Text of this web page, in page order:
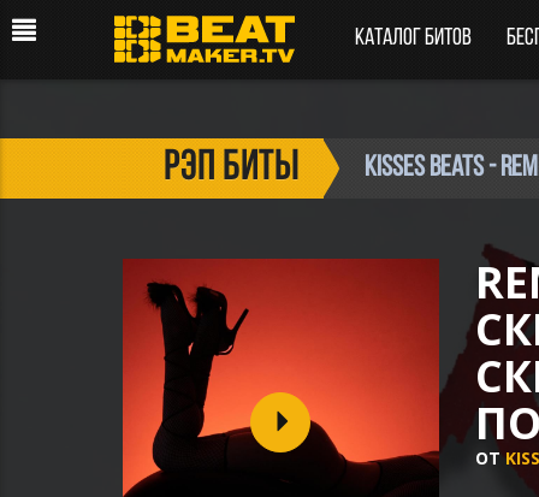
Каталог битов
рэп биты Kisses Beats -
ОТ